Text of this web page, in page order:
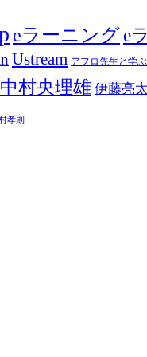
eラーニング e
Ustream アフロ先生と学
中村央理雄 伊藤亮太
孝則